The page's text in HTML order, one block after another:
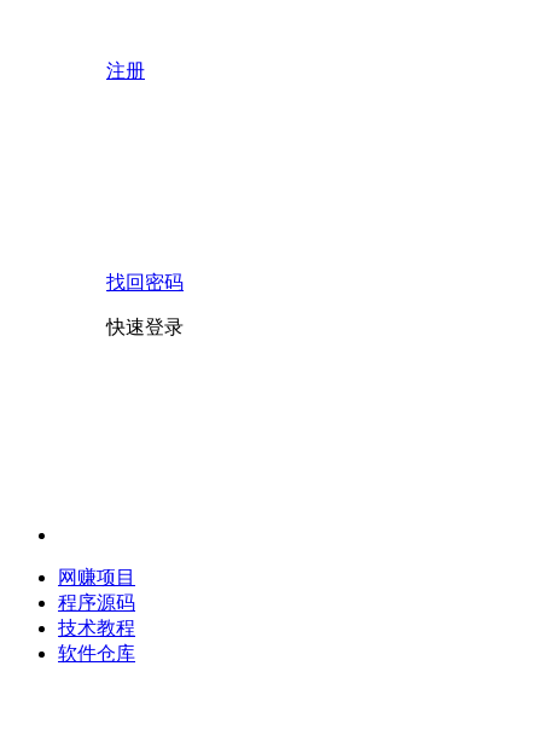
注册
找回密码
快速登录
网赚项目
程序源码
技术教程
软件仓库